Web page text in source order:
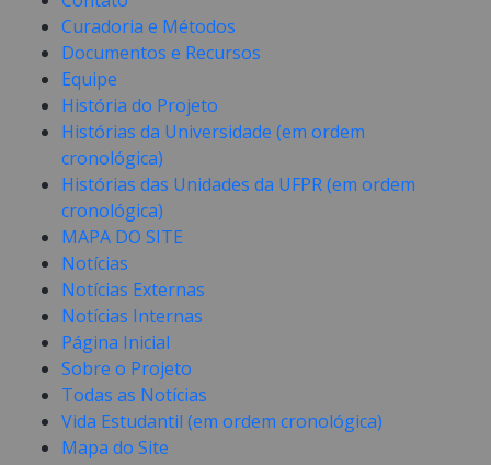
Curadoria e Métodos
Documentos e Recursos
Equipe
História do Projeto
Histórias da Universidade (em ordem
cronológica)
Histórias das Unidades da UFPR (em ordem
cronológica)
MAPA DO SITE
Notícias
Notícias Externas
Notícias Internas
Página Inicial
Sobre o Projeto
Todas as Notícias
Vida Estudantil (em ordem cronológica)
Mapa do Site